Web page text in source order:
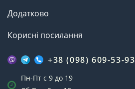
Додатково
Корисні посилання
+38 (098) 609-53-93
Пн-Пт с 9 до 19